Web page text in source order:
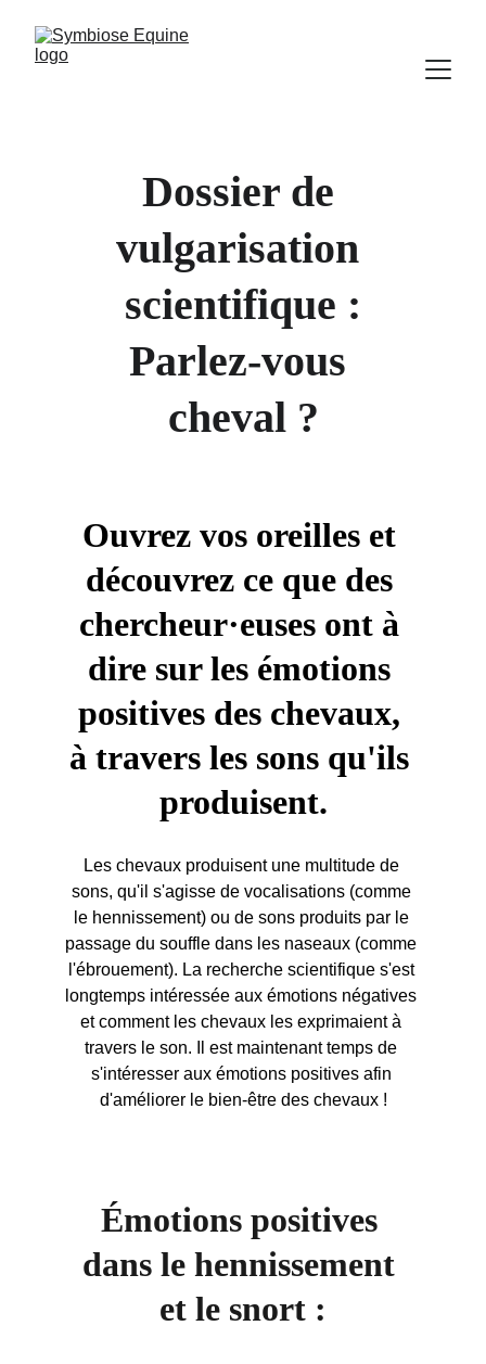
Dossier de
vulgarisation
scientifique :
Parlez-vous
cheval ?
Ouvrez vos oreilles et
découvrez ce que des
chercheur·euses ont à
dire sur les émotions
positives des chevaux,
à travers les sons qu'ils
produisent.
Les chevaux produisent une multitude de
sons, qu'il s'agisse de vocalisations (comme
le hennissement) ou de sons produits par le
passage du souffle dans les naseaux (comme
l'ébrouement). La recherche scientifique s'est
longtemps intéressée aux émotions négatives
et comment les chevaux les exprimaient à
travers le son. Il est maintenant temps de
s'intéresser aux émotions positives afin
d'améliorer le bien-être des chevaux !
Émotions positives
dans le hennissement
et le snort :